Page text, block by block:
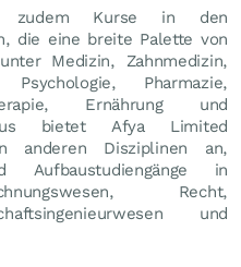
zudem Kurse in den
die eine breite Palette von
Medizin, Zahnmedizin,
Psychologie, Pharmazie,
Ernährung und
bietet Afya Limited
anderen Disziplinen an,
Aufbaustudiengänge in
Recht,
und